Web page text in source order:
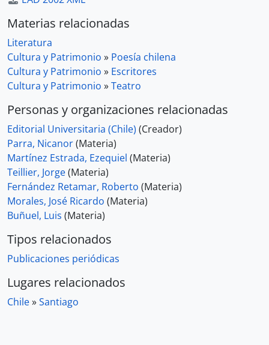
Materias relacionadas
Literatura
Cultura y Patrimonio » Poesía chilena
Cultura y Patrimonio » Escritores
Cultura y Patrimonio »Teatro
Personas y organizaciones relacionadas
Editorial Universitaria (Chile) (Creador)
Parra, Nicanor(Materia)
Martínez Estrada, Ezequiel (Materia)
Teillier, Jorge(Materia)
Fernández Retamar, Roberto (Materia)
Morales, José Ricardo (Materia)
Buñuel, Luis (Materia)
Tipos relacionados
Publicaciones periódicas
Lugares relacionados
Chile»Santiago